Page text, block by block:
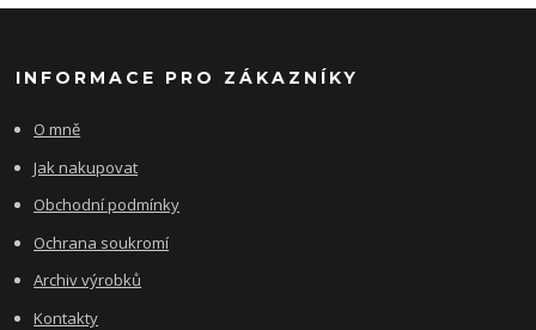
INFORMACE PRO ZÁKAZNÍKY
O mně
Jak nakupovat
Obchodní podmínky
Ochrana soukromí
Archiv výrobků
Kontakty